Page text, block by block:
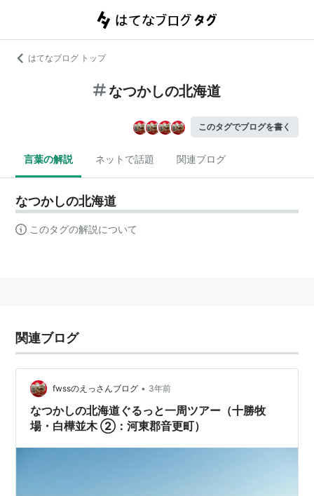
はてなブログ トップ
なつかしの北海道
このタグでブログを書く
言葉の解説 ネットで話題 関連ブログ
なつかしの北海道
このタグの解説について
関連ブログ
fwssのえっさんブログ • 3年前
なつかしの北海道ぐるっと一周ツアー（十勝牧
場・白樺並木 ②：河東郡音更町）